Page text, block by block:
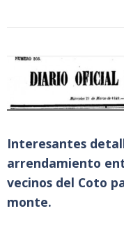
Interesantes
arrendamiento
vecinos del Coto
monte.